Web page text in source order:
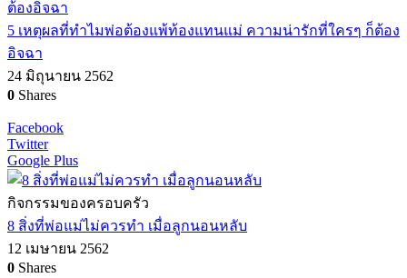
5 เหตุผลที่ทำไมพ่อต้องแพ้ท้องแทนแม่ ความน่ารักที่ใครๆ ก็ต้อง
อิจฉา
24 มิถุนายน 2562
0 Shares
Facebook
Twitter
Google Plus
กิจกรรมของครอบครัว
8 สิ่งที่พ่อแม่ไม่ควรทำ เมื่อลูกนอนหลับ
12 เมษายน 2562
0 Shares